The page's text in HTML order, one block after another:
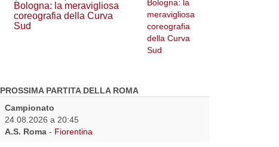
Bologna: la meravigliosa
coreografia della Curva
Sud
PROSSIMA PARTITA DELLA ROMA
Campionato
24.08.2026 a 20:45
A.S. Roma - Fiorentina